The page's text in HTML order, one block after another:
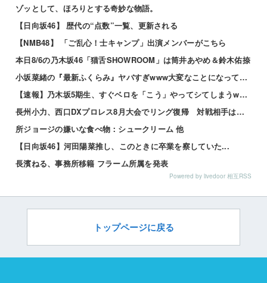
ゾッとして、ほろりとする奇妙な物語。
【日向坂46】 歴代の“点数”一覧、更新される
【NMB48】 「ご乱心！士キャンプ」出演メンバーがこちら
本日8/6の乃木坂46「猫舌SHOWROOM」は筒井あやめ＆鈴木佑捺
小坂菜緒の『最新ふくらみ』ヤバすぎwww大変なことになってるって…
【速報】乃木坂5期生、すぐベロを「こう」やってシてしまうwwwwww 他
長州小力、西口DXプロレス8月大会でリング復帰 対戦相手はクロちゃん 他
所ジョージの嫌いな食べ物：シュークリーム 他
【日向坂46】河田陽菜推し、このときに卒業を察していた...
長濱ねる、事務所移籍 フラーム所属を発表
Powered by livedoor 相互RSS
トップページに戻る